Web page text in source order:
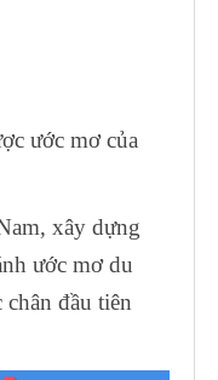
ước mơ của
xây dựng
ước mơ du
đầu tiên